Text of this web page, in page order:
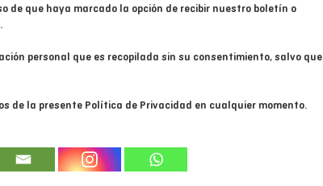
de que haya marcado la opción de recibir nuestro boletín o
personal que es recopilada sin su consentimiento, salvo que
de la presente Política de Privacidad en cualquier momento.